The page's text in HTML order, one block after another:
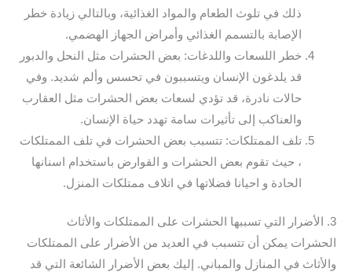
ذلك في تلوث الطعام والمواد الغذائية، وبالتالي زيادة خطر
الإصابة بالتسمم الغذائي وأمراض الجهاز الهضمي.
خطر اللسعات واللدغات: بعض الحشرات مثل النحل والدبور
قد يلدغون الإنسان ويتسببون في تحسس وألم شديد. وفي
حالات نادرة، قد تؤدي لسعات بعض الحشرات مثل العقارب
والعناكب إلى تأثيرات سامة تهدد حياة الإنسان.
تلف الممتلكات: تتسبب بعض الحشرات في تلف الممتلكات
، حيث تقوم بعض الحشرات و القوارض باستخدام اسنانها
الحادة و احيانا فضلاتها في اتلاف ممتلكات المنزل.
3. الأضرار التي تسببها الحشرات على الممتلكات والأثاث
الحشرات يمكن أن تتسبب في العديد من الأضرار على الممتلكات
والأثاث في المنازل والمباني. إليك بعض الأضرار الشائعة التي قد